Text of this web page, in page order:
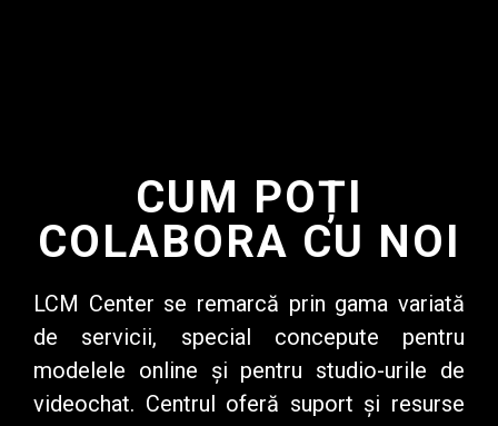
CUM POȚI
COLABORA CU NOI
LCM Center se remarcă prin gama variată
de servicii, special concepute pentru
modelele online și pentru studio-urile de
videochat. Centrul oferă suport și resurse